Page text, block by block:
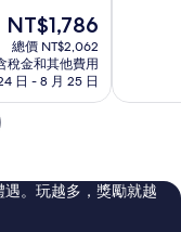
現
在
價
格
為
NT$1,786
總價 NT$2,062
稅金和其他費用
日 - 8 月 25 日
棒
評
論
。玩越多，獎勵就越